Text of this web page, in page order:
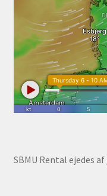
Tak for dit køb
Telefon 81 52 89 82
Test
Tjen penge ved at
SBMU Rental ejedes af